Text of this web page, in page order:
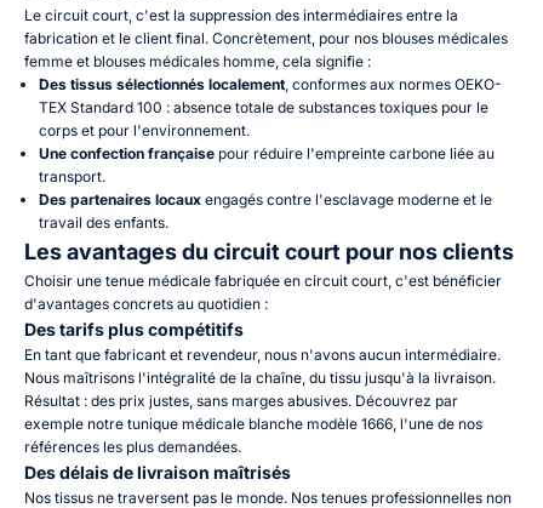
Le circuit court, c'est la suppression des intermédiaires entre la
fabrication et le client final. Concrètement, pour nos blouses médicales
femme et blouses médicales homme, cela signifie :
Des tissus sélectionnés localement, conformes aux normes OEKO-
TEX Standard 100 : absence totale de substances toxiques pour le
corps et pour l'environnement.
Une confection française pour réduire l'empreinte carbone liée au
transport.
Des partenaires locaux engagés contre l'esclavage moderne et le
travail des enfants.
Les avantages du circuit court pour nos clients
Choisir une tenue médicale fabriquée en circuit court, c'est bénéficier
d'avantages concrets au quotidien :
Des tarifs plus compétitifs
En tant que fabricant et revendeur, nous n'avons aucun intermédiaire.
Nous maîtrisons l'intégralité de la chaîne, du tissu jusqu'à la livraison.
Résultat : des prix justes, sans marges abusives. Découvrez par
exemple notre tunique médicale blanche modèle 1666, l'une de nos
références les plus demandées.
Des délais de livraison maîtrisés
Nos tissus ne traversent pas le monde. Nos tenues professionnelles non